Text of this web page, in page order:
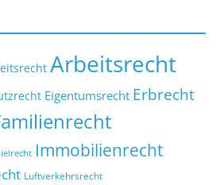
Arbeitsrecht
Eigentumsrecht Erbrecht
Immobilienrecht
Luftverkehrsrecht